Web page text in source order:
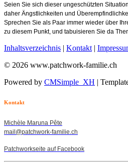
Seien Sie sich dieser ungeschützten
daher Ängstlichkeiten und
Sprechen Sie als Paar immer wieder über
zu diesem Punkt, und tabuisieren Sie da
Inhaltsverzeichnis | Kontakt |
© 2026 www.patchwork-familie.ch
Powered by CMSimple_XH |
Kontakt
Michèle Maruna Pête
mail@patchwork-familie.ch
Patchworkseite auf Facebook